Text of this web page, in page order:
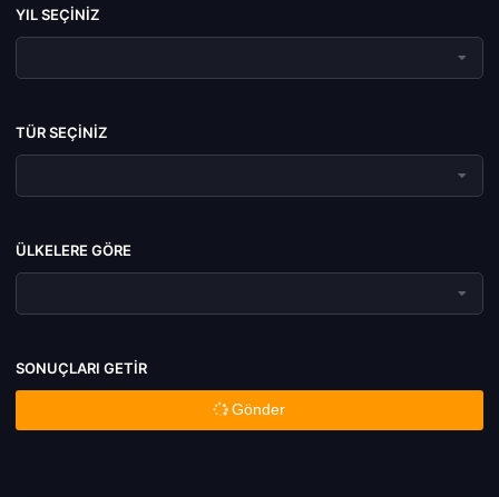
YIL SEÇINIZ
TÜR SEÇINIZ
ÜLKELERE GÖRE
SONUÇLARI GETIR
Gönder